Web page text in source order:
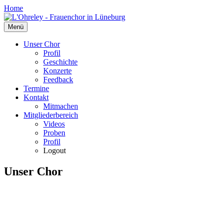
Zum
Inhalt
springen
Home
Menü
Unser Chor
Profil
Geschichte
Konzerte
Feedback
Termine
Kontakt
Mitmachen
Mitgliederbereich
Videos
Proben
Profil
Logout
Unser Chor